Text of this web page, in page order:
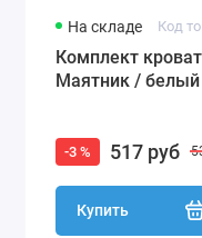
На складе Код
Комплект
Маятник / белый
-3 % 517 руб
Купить